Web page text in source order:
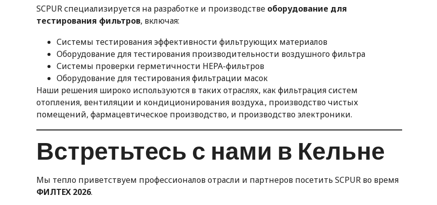
SCPUR специализируется на разработке и производстве оборудование для
тестирования фильтров, включая:
Системы тестирования эффективности фильтрующих материалов
Оборудование для тестирования производительности воздушного фильтра
Системы проверки герметичности HEPA-фильтров
Оборудование для тестирования фильтрации масок
Наши решения широко используются в таких отраслях, как фильтрация систем
отопления, вентиляции и кондиционирования воздуха., производство чистых
помещений, фармацевтическое производство, и производство электроники.
Встретьтесь с нами в Кельне
Мы тепло приветствуем профессионалов отрасли и партнеров посетить SCPUR во время
ФИЛТЕХ 2026.